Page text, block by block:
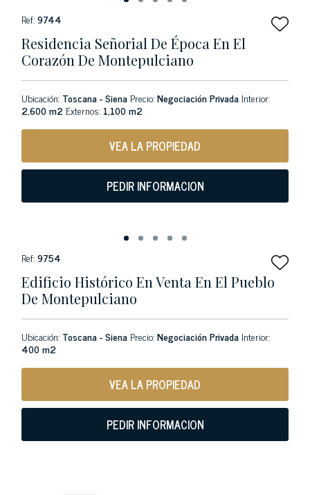
Ref:9744
Residencia Señorial De Época En El
Corazón De Montepulciano
Ubicación: Toscana - Siena Precio:Negociación Privada Interior:
2,600 m2 Externos: 1,100 m2
VEA LA PROPIEDAD
PEDIR INFORMACION
Ref:9754
Edificio Histórico En Venta En El Pueblo
De Montepulciano
Ubicación: Toscana - Siena Precio:Negociación Privada Interior:
400 m2
VEA LA PROPIEDAD
PEDIR INFORMACION